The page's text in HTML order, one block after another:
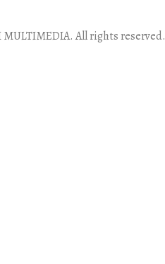
All rights reserved.